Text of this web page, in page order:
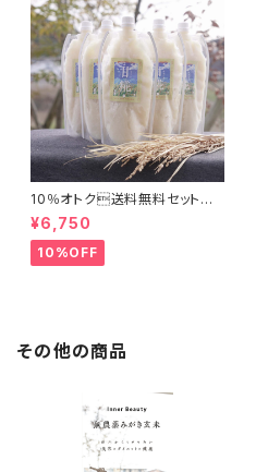
10％オトク送料無料セット
「甘糀プレーン500g×５本」
¥6,750
10%OFF
その他の商品